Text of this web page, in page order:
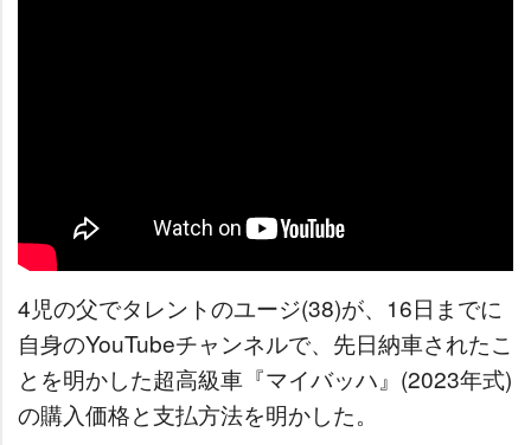
4児の父でタレントのユージ(38)が、16日までに
自身のYouTubeチャンネルで、先日納車されたこ
とを明かした超高級車『マイバッハ』(2023年式)
の購入価格と支払方法を明かした。